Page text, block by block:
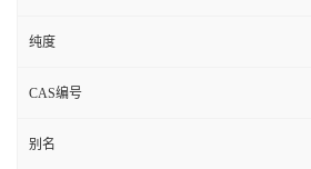
纯度
CAS编号
别名